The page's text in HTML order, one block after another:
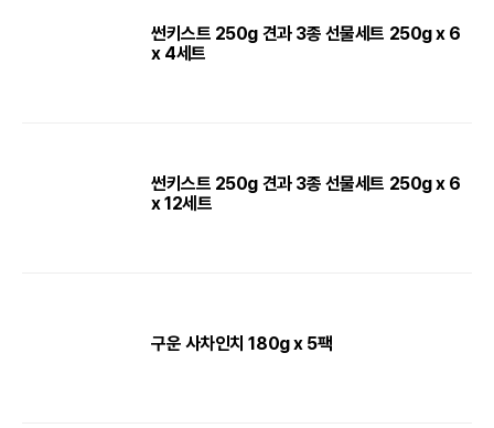
썬키스트 250g 견과 3종 선물세트 250g x 6
x 4세트
썬키스트 250g 견과 3종 선물세트 250g x 6
x 12세트
구운 사차인치 180g x 5팩